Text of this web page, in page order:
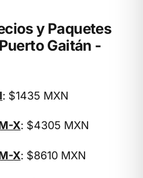
y Paquetes
Gaitán -
: $1435 MXN
X: $4305 MXN
X: $8610 MXN